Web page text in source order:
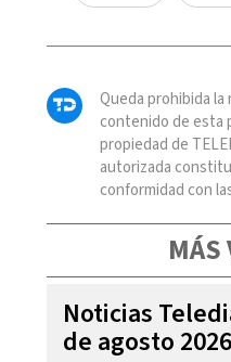
Queda prohibida
contenido de esta
propiedad de
autorizada
conformidad con
MÁS
Noticias
de agosto 2026